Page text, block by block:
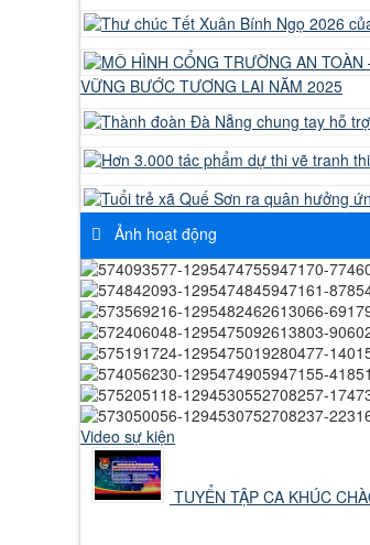
VỮNG BƯỚC TƯƠNG LAI NĂM 2025
Ảnh hoạt động
Video sự kiện
TUYỂN TẬP CA KHÚC